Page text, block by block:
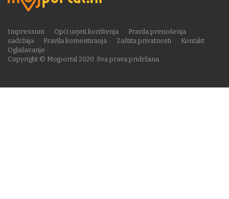
Copyright © Mojportal 2020. Sva prava pridržana.
Impressum Opći uvjeti korištenja
Pravila prenošenja
sadržaja
Pravila komentiranja Zaštita privatnosti
Kontakt
Oglašavanje